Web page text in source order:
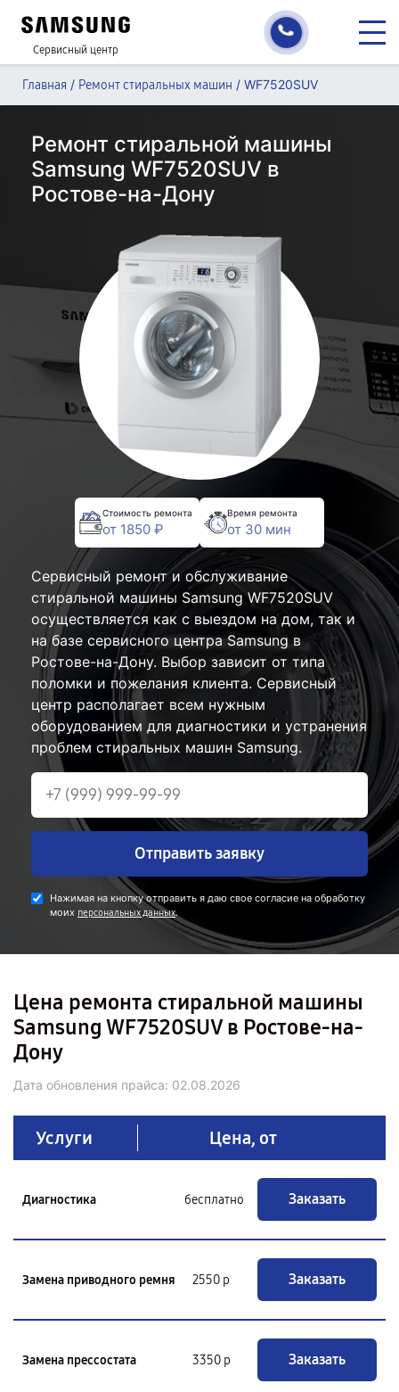
Сервисный центр
Главная / Ремонт стиральных машин / WF7520SUV
Ремонт стиральной машины
Samsung WF7520SUV в
Ростове-на-Дону
Стоимость ремонта
от 1850 ₽
Время ремонта
от 30 мин
Сервисный ремонт и обслуживание
стиральной машины Samsung WF7520SUV
осуществляется как с выездом на дом, так и
на базе сервисного центра Samsung в
Ростове-на-Дону. Выбор зависит от типа
поломки и пожелания клиента. Сервисный
центр располагает всем нужным
оборудованием для диагностики и устранения
проблем стиральных машин Samsung.
Отправить заявку
Нажимая на кнопку отправить я даю свое согласие на обработку
моих персональных данных.
Цена ремонта стиральной машины
Samsung WF7520SUV в Ростове-на-
Дону
Дата обновления прайса: 02.08.2026
Услуги Цена, от
Диагностика бесплатно Заказать
Замена приводного ремня 2550 р Заказать
Замена прессостата 3350 р Заказать